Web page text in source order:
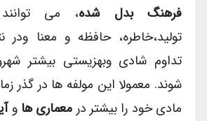
فرهنگ بدل شده، می توانند
تولید،خاطره، حافظه و معنا ودر
تداوم شادی وبهزیستی بیشتر
شوند. معمولا این مولفه ها در گذر
مادی خود را بیشتر درمعماری هاو